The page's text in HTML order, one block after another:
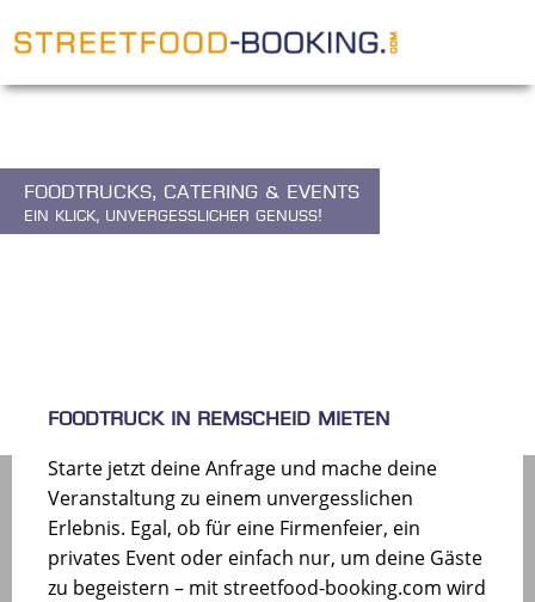
Foodtrucks, Catering & Events
Ein Klick, unvergesslicher Genuss!
FOODTRUCK IN REMSCHEID MIETEN
Starte jetzt deine Anfrage und mache deine
Veranstaltung zu einem unvergesslichen
Erlebnis. Egal, ob für eine Firmenfeier, ein
privates Event oder einfach nur, um deine Gäste
zu begeistern – mit streetfood-booking.com wird